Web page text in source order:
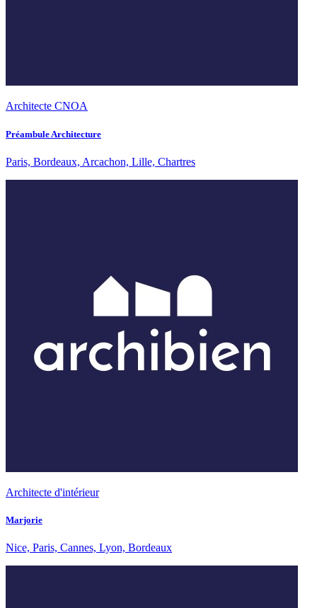
Architecte CNOA
Préambule Architecture
Paris, Bordeaux, Arcachon, Lille, Chartres
Architecte d'intérieur
Marjorie
Nice, Paris, Cannes, Lyon, Bordeaux